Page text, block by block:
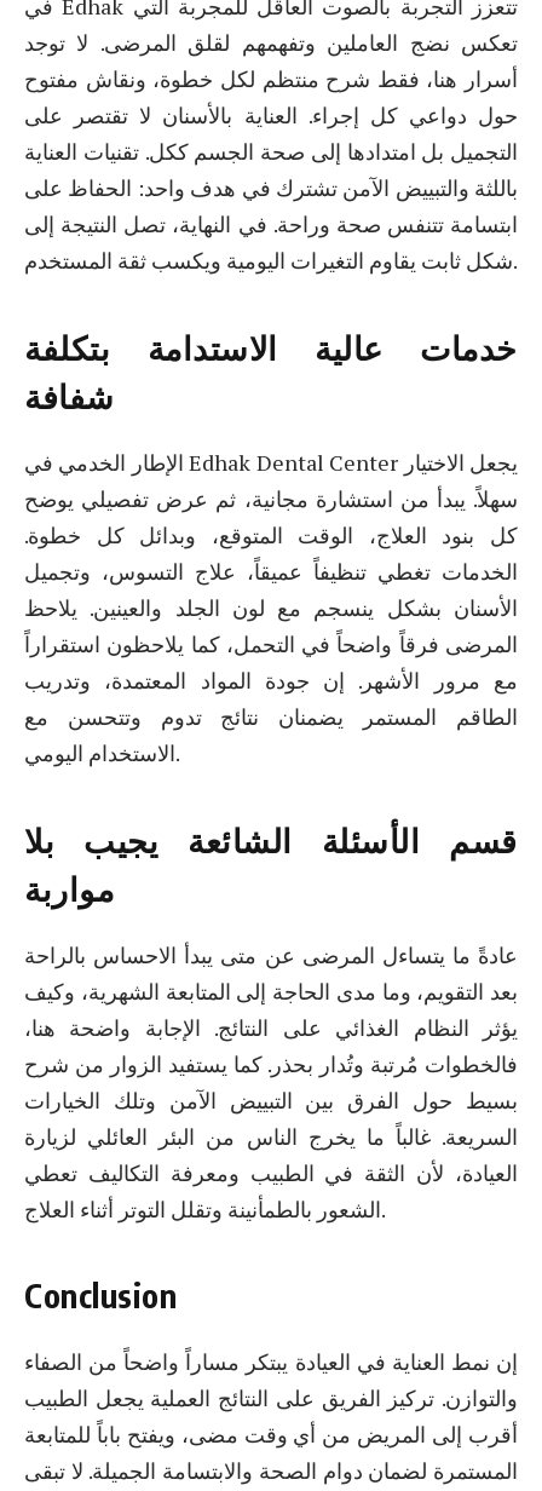
في Edhak تتعزز التجربة بالصوت العاقل للمجربة التي
تعكس نضج العاملين وتفهمهم لقلق المرضى. لا توجد
أسرار هنا، فقط شرح منتظم لكل خطوة، ونقاش مفتوح
حول دواعي كل إجراء. العناية بالأسنان لا تقتصر على
التجميل بل امتدادها إلى صحة الجسم ككل. تقنيات العناية
باللثة والتبييض الآمن تشترك في هدف واحد: الحفاظ على
ابتسامة تتنفس صحة وراحة. في النهاية، تصل النتيجة إلى
شكل ثابت يقاوم التغيرات اليومية ويكسب ثقة المستخدم.
خدمات عالية الاستدامة بتكلفة
شفافة
الإطار الخدمي في Edhak Dental Center يجعل الاختيار
سهلاً. يبدأ من استشارة مجانية، ثم عرض تفصيلي يوضح
كل بنود العلاج، الوقت المتوقع، وبدائل كل خطوة.
الخدمات تغطي تنظيفاً عميقاً، علاج التسوس، وتجميل
الأسنان بشكل ينسجم مع لون الجلد والعينين. يلاحظ
المرضى فرقاً واضحاً في التحمل، كما يلاحظون استقراراً
مع مرور الأشهر. إن جودة المواد المعتمدة، وتدريب
الطاقم المستمر يضمنان نتائج تدوم وتتحسن مع
الاستخدام اليومي.
قسم الأسئلة الشائعة يجيب بلا
مواربة
عادةً ما يتساءل المرضى عن متى يبدأ الاحساس بالراحة
بعد التقويم، وما مدى الحاجة إلى المتابعة الشهرية، وكيف
يؤثر النظام الغذائي على النتائج. الإجابة واضحة هنا،
فالخطوات مُرتبة وتُدار بحذر. كما يستفيد الزوار من شرح
بسيط حول الفرق بين التبييض الآمن وتلك الخيارات
السريعة. غالباً ما يخرج الناس من البئر العائلي لزيارة
العيادة، لأن الثقة في الطبيب ومعرفة التكاليف تعطي
الشعور بالطمأنينة وتقلل التوتر أثناء العلاج.
Conclusion
إن نمط العناية في العيادة يبتكر مساراً واضحاً من الصفاء
والتوازن. تركيز الفريق على النتائج العملية يجعل الطبيب
أقرب إلى المريض من أي وقت مضى، ويفتح باباً للمتابعة
المستمرة لضمان دوام الصحة والابتسامة الجميلة. لا تبقى